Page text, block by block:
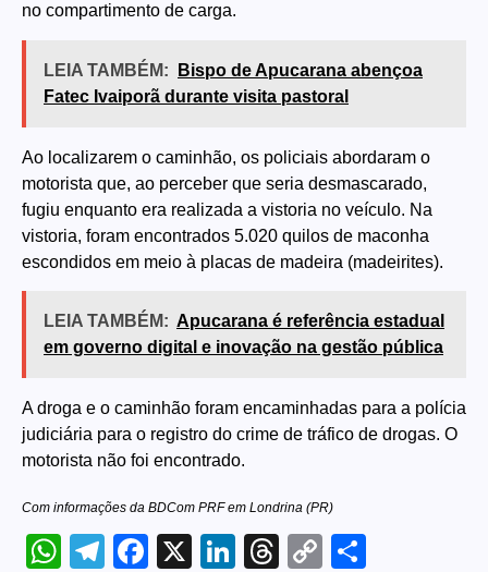
no compartimento de carga.
LEIA TAMBÉM:
Bispo de Apucarana abençoa
Fatec Ivaiporã durante visita pastoral
Ao localizarem o caminhão, os policiais abordaram o
motorista que, ao perceber que seria desmascarado,
fugiu enquanto era realizada a vistoria no veículo. Na
vistoria, foram encontrados 5.020 quilos de maconha
escondidos em meio à placas de madeira (madeirites).
LEIA TAMBÉM: Apucarana é referência estadual
em governo digital e inovação na gestão pública
A droga e o caminhão foram encaminhadas para a polícia
judiciária para o registro do crime de tráfico de drogas. O
motorista não foi encontrado.
Com informações da BDCom PRF em Londrina (PR)
WhatsApp
Telegram
Facebook
X LinkedIn
Threads
Copy